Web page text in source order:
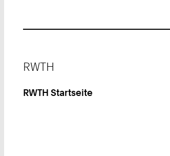
RWTH
RWTH Startseite